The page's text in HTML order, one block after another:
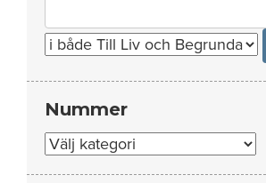
for:
Nummer
Nummer